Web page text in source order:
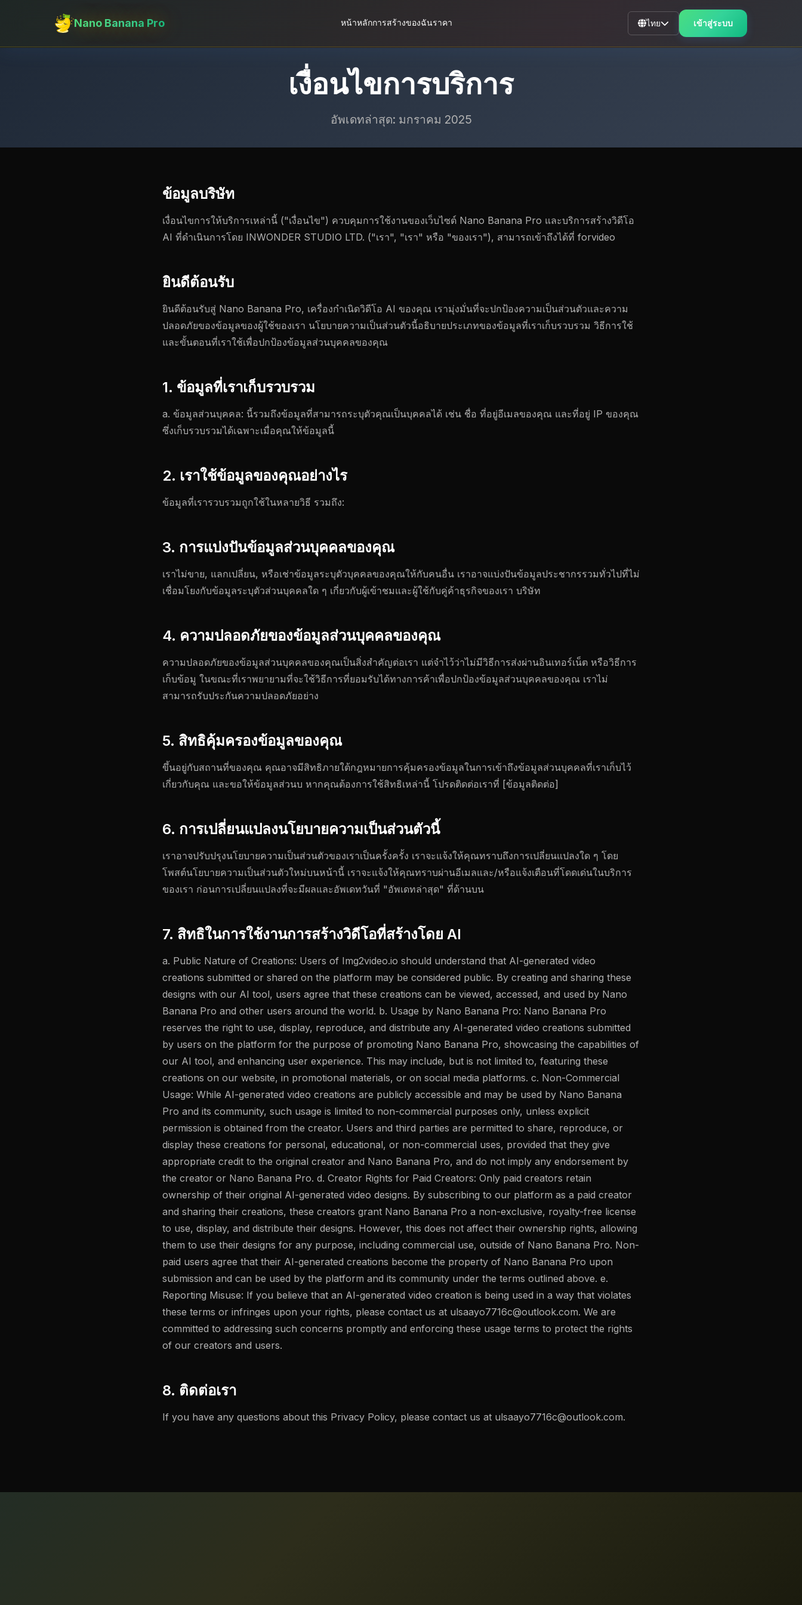
Nano Banana Pro หน้าหลักการสร้างของฉันราคา ไทย เข้าสู่ระบบ
เงื่อนไขการบริการ
อัพเดทล่าสุด: มกราคม 2025
ข้อมูลบริษัท
เงื่อนไขการให้บริการเหล่านี้ ("เงื่อนไข") ควบคุมการใช้งานของเว็บไซต์ Nano Banana Pro และบริการสร้างวิดีโอ
AI ที่ดําเนินการโดย INWONDER STUDIO LTD. ("เรา", "เรา" หรือ "ของเรา"), สามารถเข้าถึงได้ที่ forvideo
ยินดีต้อนรับ
ยินดีต้อนรับสู่ Nano Banana Pro, เครื่องกำเนิดวิดีโอ AI ของคุณ เรามุ่งมั่นที่จะปกป้องความเป็นส่วนตัวและความ
ปลอดภัยของข้อมูลของผู้ใช้ของเรา นโยบายความเป็นส่วนตัวนี้อธิบายประเภทของข้อมูลที่เราเก็บรวบรวม วิธีการใช้
และขั้นตอนที่เราใช้เพื่อปกป้องข้อมูลส่วนบุคคลของคุณ
1. ข้อมูลที่เราเก็บรวบรวม
a. ข้อมูลส่วนบุคคล: นี้รวมถึงข้อมูลที่สามารถระบุตัวคุณเป็นบุคคลได้ เช่น ชื่อ ที่อยู่อีเมลของคุณ และที่อยู่ IP ของคุณ
ซึ่งเก็บรวบรวมได้เฉพาะเมื่อคุณให้ข้อมูลนี้
2. เราใช้ข้อมูลของคุณอย่างไร
ข้อมูลที่เรารวบรวมถูกใช้ในหลายวิธี รวมถึง:
3. การแบ่งปันข้อมูลส่วนบุคคลของคุณ
เราไม่ขาย, แลกเปลี่ยน, หรือเช่าข้อมูลระบุตัวบุคคลของคุณให้กับคนอื่น เราอาจแบ่งปันข้อมูลประชากรรวมทั่วไปที่ไม่
เชื่อมโยงกับข้อมูลระบุตัวส่วนบุคคลใด ๆ เกี่ยวกับผู้เข้าชมและผู้ใช้กับคู่ค้าธุรกิจของเรา บริษัท
4. ความปลอดภัยของข้อมูลส่วนบุคคลของคุณ
ความปลอดภัยของข้อมูลส่วนบุคคลของคุณเป็นสิ่งสำคัญต่อเรา แต่จำไว้ว่าไม่มีวิธีการส่งผ่านอินเทอร์เน็ต หรือวิธีการ
เก็บข้อมู ในขณะที่เราพยายามที่จะใช้วิธีการที่ยอมรับได้ทางการค้าเพื่อปกป้องข้อมูลส่วนบุคคลของคุณ เราไม่
สามารถรับประกันความปลอดภัยอย่าง
5. สิทธิคุ้มครองข้อมูลของคุณ
ขึ้นอยู่กับสถานที่ของคุณ คุณอาจมีสิทธิภายใต้กฎหมายการคุ้มครองข้อมูลในการเข้าถึงข้อมูลส่วนบุคคลที่เราเก็บไว้
เกี่ยวกับคุณ และขอให้ข้อมูลส่วนบ หากคุณต้องการใช้สิทธิเหล่านี้ โปรดติดต่อเราที่ [ข้อมูลติดต่อ]
6. การเปลี่ยนแปลงนโยบายความเป็นส่วนตัวนี้
เราอาจปรับปรุงนโยบายความเป็นส่วนตัวของเราเป็นครั้งครั้ง เราจะแจ้งให้คุณทราบถึงการเปลี่ยนแปลงใด ๆ โดย
โพสต์นโยบายความเป็นส่วนตัวใหม่บนหน้านี้ เราจะแจ้งให้คุณทราบผ่านอีเมลและ/หรือแจ้งเตือนที่โดดเด่นในบริการ
ของเรา ก่อนการเปลี่ยนแปลงที่จะมีผลและอัพเดทวันที่ "อัพเดทล่าสุด" ที่ด้านบน
7. สิทธิในการใช้งานการสร้างวิดีโอที่สร้างโดย AI
a. Public Nature of Creations: Users of Img2video.io should understand that AI-generated video
creations submitted or shared on the platform may be considered public. By creating and sharing these
designs with our AI tool, users agree that these creations can be viewed, accessed, and used by Nano
Banana Pro and other users around the world. b. Usage by Nano Banana Pro: Nano Banana Pro
reserves the right to use, display, reproduce, and distribute any AI-generated video creations submitted
by users on the platform for the purpose of promoting Nano Banana Pro, showcasing the capabilities of
our AI tool, and enhancing user experience. This may include, but is not limited to, featuring these
creations on our website, in promotional materials, or on social media platforms. c. Non-Commercial
Usage: While AI-generated video creations are publicly accessible and may be used by Nano Banana
Pro and its community, such usage is limited to non-commercial purposes only, unless explicit
permission is obtained from the creator. Users and third parties are permitted to share, reproduce, or
display these creations for personal, educational, or non-commercial uses, provided that they give
appropriate credit to the original creator and Nano Banana Pro, and do not imply any endorsement by
the creator or Nano Banana Pro. d. Creator Rights for Paid Creators: Only paid creators retain
ownership of their original AI-generated video designs. By subscribing to our platform as a paid creator
and sharing their creations, these creators grant Nano Banana Pro a non-exclusive, royalty-free license
to use, display, and distribute their designs. However, this does not affect their ownership rights, allowing
them to use their designs for any purpose, including commercial use, outside of Nano Banana Pro. Non-
paid users agree that their AI-generated creations become the property of Nano Banana Pro upon
submission and can be used by the platform and its community under the terms outlined above. e.
Reporting Misuse: If you believe that an AI-generated video creation is being used in a way that violates
these terms or infringes upon your rights, please contact us at ulsaayo7716c@outlook.com. We are
committed to addressing such concerns promptly and enforcing these usage terms to protect the rights
of our creators and users.
8. ติดต่อเรา
If you have any questions about this Privacy Policy, please contact us at ulsaayo7716c@outlook.com.